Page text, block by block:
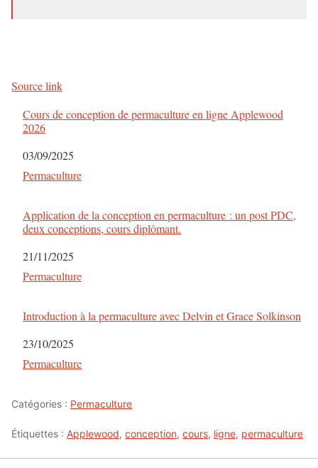
Source link
Cours de conception de permaculture en ligne Applewood
2026
Date
03/09/2025
Par rapport à
Permaculture
Application de la conception en permaculture : un post PDC,
deux conceptions, cours diplômant.
Date
21/11/2025
Par rapport à
Permaculture
Introduction à la permaculture avec Delvin et Grace Solkinson
Date
23/10/2025
Par rapport à
Permaculture
Catégories : Permaculture
Étiquettes : Applewood, conception, cours, ligne, permaculture